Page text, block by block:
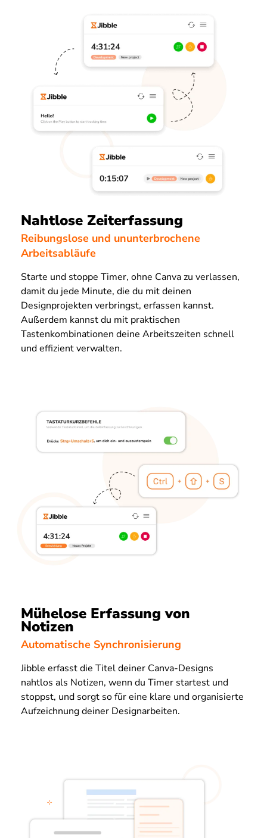
Nahtlose Zeiterfassung
Reibungslose und ununterbrochene
Arbeitsabläufe
Starte und stoppe Timer, ohne Canva zu verlassen,
damit du jede Minute, die du mit deinen
Designprojekten verbringst, erfassen kannst.
Außerdem kannst du mit praktischen
Tastenkombinationen deine Arbeitszeiten schnell
und effizient verwalten.
Mühelose Erfassung von
Notizen
Automatische Synchronisierung
Jibble erfasst die Titel deiner Canva-Designs
nahtlos als Notizen, wenn du Timer startest und
stoppst, und sorgt so für eine klare und organisierte
Aufzeichnung deiner Designarbeiten.